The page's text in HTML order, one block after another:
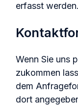
erfasst werden.
Wenn Sie uns
zukommen
dem
dort